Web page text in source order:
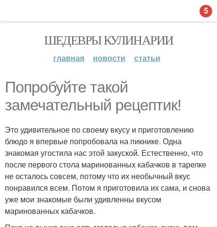
ШЕДЕВРЫ КУЛИНАРИИ
главная новости статьи
Попробуйте такой
замечательный рецептик!
Это удивительное по своему вкусу и приготовлению
блюдо я впервые попробовала на пикнике. Одна
знакомая угостила нас этой закуской. Естественно, что
после первого стола маринованных кабачков в тарелке
не осталось совсем, потому что их необычный вкус
понравился всем. Потом я приготовила их сама, и снова
уже мои знакомые были удивленны вкусом
маринованных кабачков.
5